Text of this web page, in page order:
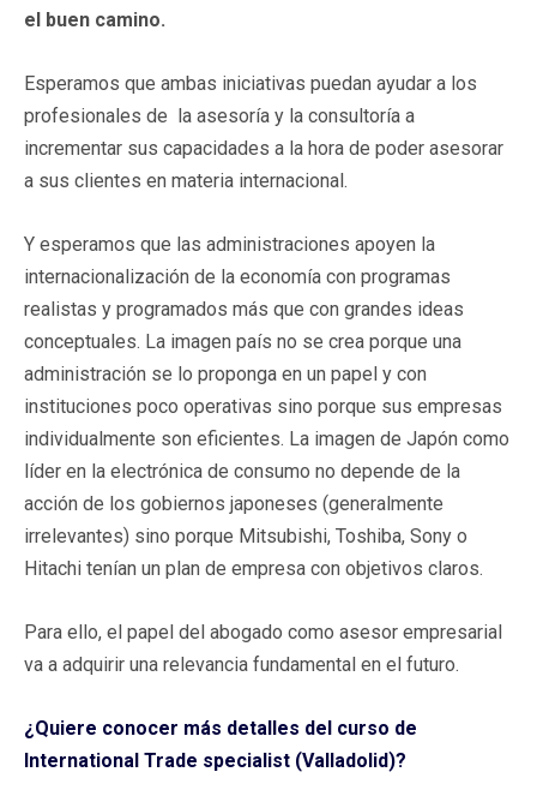
el buen camino.
Esperamos que ambas iniciativas puedan ayudar a los
profesionales de la asesoría y la consultoría a
incrementar sus capacidades a la hora de poder asesorar
a sus clientes en materia internacional.
Y esperamos que las administraciones apoyen la
internacionalización de la economía con programas
realistas y programados más que con grandes ideas
conceptuales. La imagen país no se crea porque una
administración se lo proponga en un papel y con
instituciones poco operativas sino porque sus empresas
individualmente son eficientes. La imagen de Japón como
líder en la electrónica de consumo no depende de la
acción de los gobiernos japoneses (generalmente
irrelevantes) sino porque Mitsubishi, Toshiba, Sony o
Hitachi tenían un plan de empresa con objetivos claros.
Para ello, el papel del abogado como asesor empresarial
va a adquirir una relevancia fundamental en el futuro.
¿Quiere conocer más detalles del curso de
International Trade specialist (Valladolid)?